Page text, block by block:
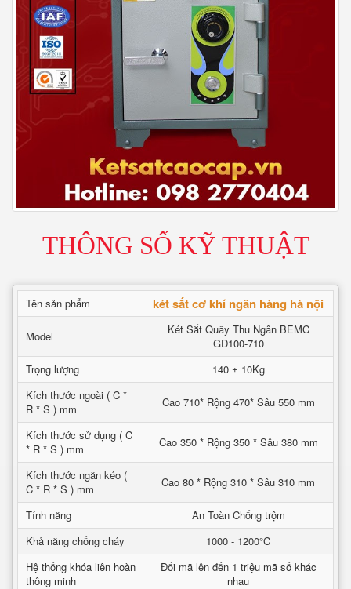
THÔNG SỐ KỸ THUẬT
Tên sản phẩm két sắt cơ khí ngân hàng hà nội
Model
Két Sắt Quầy Thu Ngân BEMC
GD100-710
Trọng lượng
140 ± 10Kg
Kích thước ngoài ( C *
R * S ) mm
Cao 710* Rộng 470* Sâu 550 mm
Kích thước sử dụng ( C
* R * S ) mm
Cao 350 * Rộng 350 * Sâu 380 mm
Kích thước ngăn kéo (
C * R * S ) mm
Cao 80 * Rộng 310 * Sâu 310 mm
Tính năng
An Toàn Chống trộm
Khả năng chống cháy
1000 - 1200°C
Hệ thống khóa liên hoàn
thông minh
Đổi mã lên đến 1 triệu mã số khác
nhau